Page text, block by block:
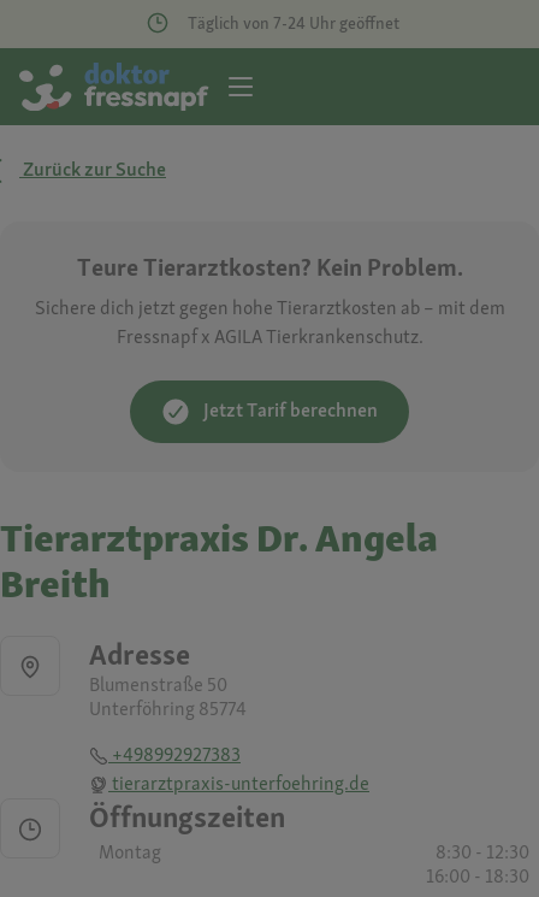
Täglich von 7-24 Uhr geöffnet
Zurück zur Suche
Teure Tierarztkosten? Kein Problem.
Sichere dich jetzt gegen hohe Tierarztkosten ab – mit dem
Fressnapf x AGILA Tierkrankenschutz.
Jetzt Tarif berechnen
Tierarztpraxis Dr. Angela
Breith
Adresse
Blumenstraße 50
Unterföhring 85774
+498992927383
tierarztpraxis-unterfoehring.de
Öffnungszeiten
Montag
8:30 - 12:30
16:00 - 18:30